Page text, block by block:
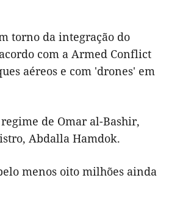
torno da integração do
com a Armed Conflict
aéreos e com 'drones' em
de Omar al-Bashir,
Abdalla Hamdok.
menos oito milhões ainda